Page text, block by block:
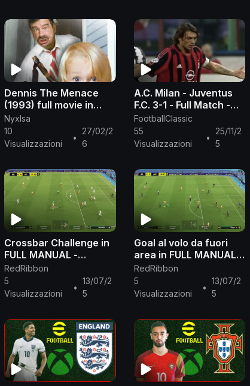
Dennis The Menace
(1993) full movie in
English
NyxIsa
10
Visualizzazioni
•
27/02/2
6
A.C. Milan - Juventus
F.C. 3-1 - Full Match -
Serie A 2005/2006
FootballClassic
55
Visualizzazioni
•
25/11/2
5
Crossbar Challenge in
FULL MANUAL -
eFootball 2025
RedRibbon
5
Visualizzazioni
•
13/07/2
5
Goal al volo da fuori
area in FULL MANUAL -
eFootball 2025
RedRibbon
5
Visualizzazioni
•
13/07/2
5